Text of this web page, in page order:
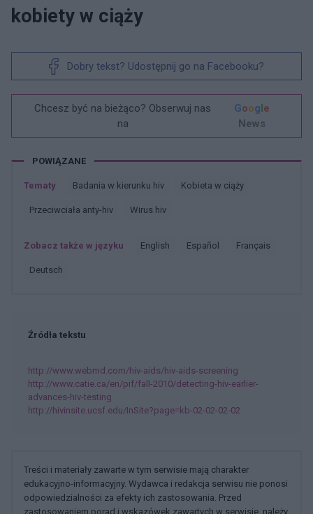
kobiety w ciąży
Dobry tekst? Udostępnij go na Facebooku?
Chcesz być na bieżąco? Obserwuj nas
na
Google
News
POWIĄZANE
Tematy Badania w kierunku hiv Kobieta w ciąży
Przeciwciała anty-hiv Wirus hiv
Zobacz także w języku english español français
deutsch
Źródła tekstu
http://www.webmd.com/hiv-aids/hiv-aids-screening
http://www.catie.ca/en/pif/fall-2010/detecting-hiv-earlier-
advances-hiv-testing
http://hivinsite.ucsf.edu/InSite?page=kb-02-02-02-02
Treści i materiały zawarte w tym serwisie mają charakter
edukacyjno-informacyjny. Wydawca i redakcja serwisu nie ponosi
odpowiedzialności za efekty ich zastosowania. Przed
zastosowaniem porad i wskazówek zawartych w serwisie, należy